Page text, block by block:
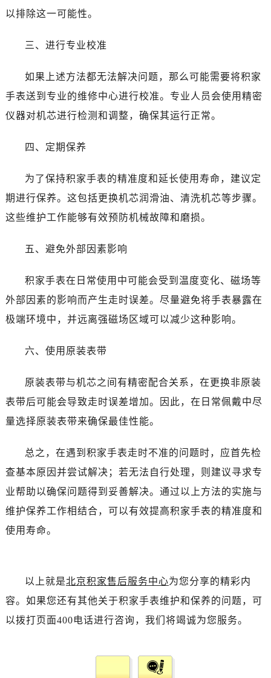
以排除这一可能性。
三、进行专业校准
如果上述方法都无法解决问题，那么可能需要将积家
手表送到专业的维修中心进行校准。专业人员会使用精密
仪器对机芯进行检测和调整，确保其运行正常。
四、定期保养
为了保持积家手表的精准度和延长使用寿命，建议定
期进行保养。这包括更换机芯润滑油、清洗机芯等步骤。
这些维护工作能够有效预防机械故障和磨损。
五、避免外部因素影响
积家手表在日常使用中可能会受到温度变化、磁场等
外部因素的影响而产生走时误差。尽量避免将手表暴露在
极端环境中，并远离强磁场区域可以减少这种影响。
六、使用原装表带
原装表带与机芯之间有精密配合关系，在更换非原装
表带后可能会导致走时误差增加。因此，在日常佩戴中尽
量选择原装表带来确保最佳性能。
总之，在遇到积家手表走时不准的问题时，应首先检
查基本原因并尝试解决；若无法自行处理，则建议寻求专
业帮助以确保问题得到妥善解决。通过以上方法的实施与
维护保养工作相结合，可以有效提高积家手表的精准度和
使用寿命。
以上就是北京积家售后服务中心为您分享的精彩内
容。如果您还有其他关于积家手表维护和保养的问题，可
以拨打页面400电话进行咨询，我们将竭诚为您服务。